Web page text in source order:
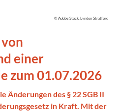
© Adobe Stock_Lyndon Stratford
einer
zum 01.07.2026
Änderungen des § 22 SGB II
in Kraft. Mit der